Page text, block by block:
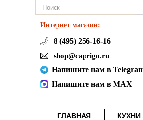
Интернет магазин:
8 (495) 256-16-16
shop@caprigo.ru
Напишите нам в
Напишите нам в MAX
ГЛАВНАЯ КУХНИ